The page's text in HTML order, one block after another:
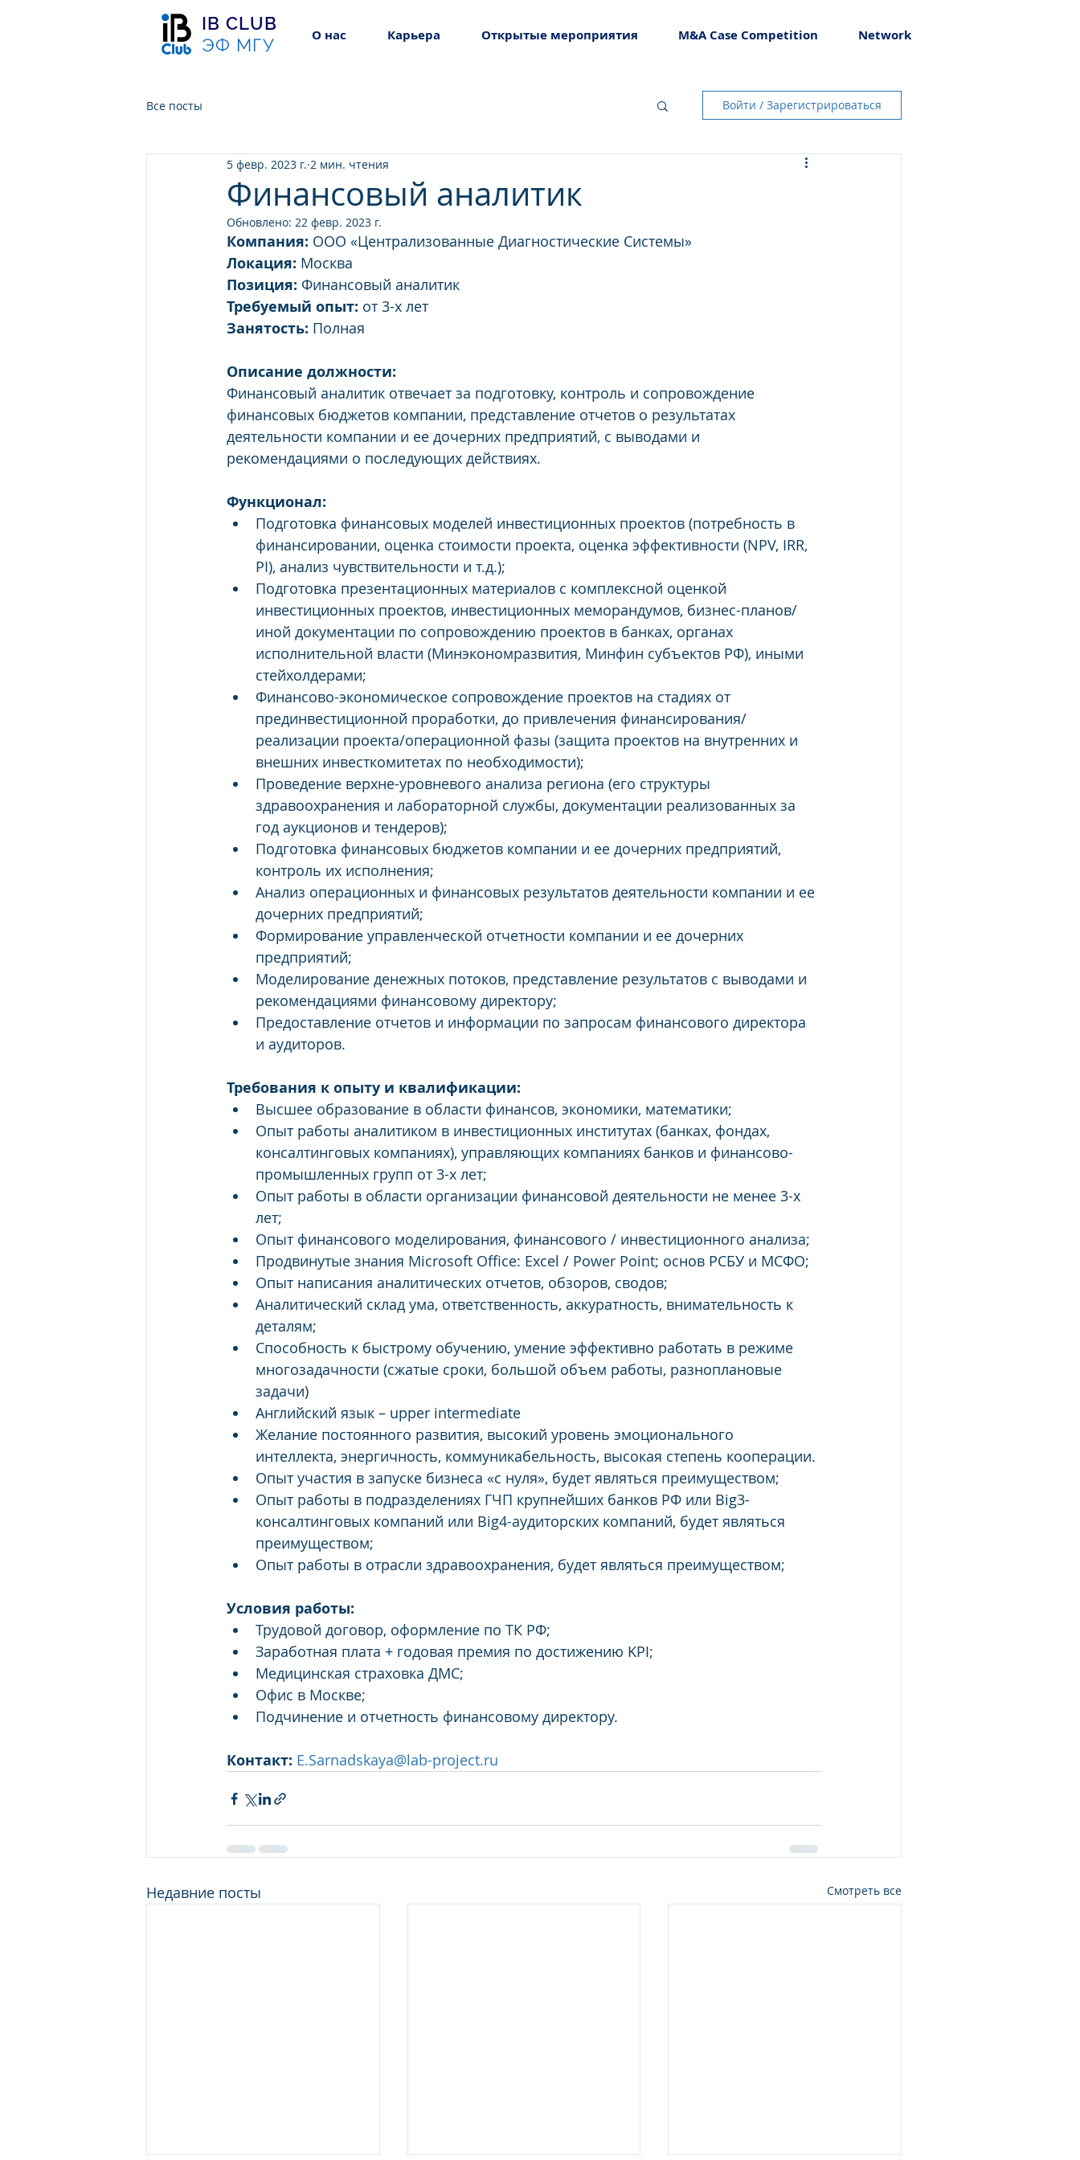
IB CLUB
ЭФ МГУ
О нас Карьера Открытые мероприятия M&A Case Competition Network
Все посты Войти / Зарегистрироваться
Финансовый аналитик
5 февр. 2023 г. 2 мин. чтения
Обновлено: 22 февр. 2023 г.
Компания: ООО «Централизованные Диагностические Системы»
Локация: Москва
Позиция: Финансовый аналитик
Требуемый опыт: от 3-х лет
Занятость: Полная
Описание должности:
Финансовый аналитик отвечает за подготовку, контроль и сопровождение
финансовых бюджетов компании, представление отчетов о результатах
деятельности компании и ее дочерних предприятий, с выводами и
рекомендациями о последующих действиях.
Функционал:
Подготовка финансовых моделей инвестиционных проектов (потребность в
финансировании, оценка стоимости проекта, оценка эффективности (NPV, IRR,
PI), анализ чувствительности и т.д.);
Подготовка презентационных материалов с комплексной оценкой
инвестиционных проектов, инвестиционных меморандумов, бизнес-планов/
иной документации по сопровождению проектов в банках, органах
исполнительной власти (Минэкономразвития, Минфин субъектов РФ), иными
стейхолдерами;
Финансово-экономическое сопровождение проектов на стадиях от
прединвестиционной проработки, до привлечения финансирования/
реализации проекта/операционной фазы (защита проектов на внутренних и
внешних инвесткомитетах по необходимости);
Проведение верхне-уровневого анализа региона (его структуры
здравоохранения и лабораторной службы, документации реализованных за
год аукционов и тендеров);
Подготовка финансовых бюджетов компании и ее дочерних предприятий,
контроль их исполнения;
Анализ операционных и финансовых результатов деятельности компании и ее
дочерних предприятий;
Формирование управленческой отчетности компании и ее дочерних
предприятий;
Моделирование денежных потоков, представление результатов с выводами и
рекомендациями финансовому директору;
Предоставление отчетов и информации по запросам финансового директора
и аудиторов.
Требования к опыту и квалификации:
Высшее образование в области финансов, экономики, математики;
Опыт работы аналитиком в инвестиционных институтах (банках, фондах,
консалтинговых компаниях), управляющих компаниях банков и финансово-
промышленных групп от 3-х лет;
Опыт работы в области организации финансовой деятельности не менее 3-х
лет;
Опыт финансового моделирования, финансового / инвестиционного анализа;
Продвинутые знания Microsoft Office: Excel / Power Point; основ РСБУ и МСФО;
Опыт написания аналитических отчетов, обзоров, сводов;
Аналитический склад ума, ответственность, аккуратность, внимательность к
деталям;
Способность к быстрому обучению, умение эффективно работать в режиме
многозадачности (сжатые сроки, большой объем работы, разноплановые
задачи)
Английский язык – upper intermediate
Желание постоянного развития, высокий уровень эмоционального
интеллекта, энергичность, коммуникабельность, высокая степень кооперации.
Опыт участия в запуске бизнеса «с нуля», будет являться преимуществом;
Опыт работы в подразделениях ГЧП крупнейших банков РФ или Big3-
консалтинговых компаний или Big4-аудиторских компаний, будет являться
преимуществом;
Опыт работы в отрасли здравоохранения, будет являться преимуществом;
Условия работы:
Трудовой договор, оформление по ТК РФ;
Заработная плата + годовая премия по достижению KPI;
Медицинская страховка ДМС;
Офис в Москве;
Подчинение и отчетность финансовому директору.
Контакт: E.Sarnadskaya@lab-project.ru
Недавние посты Смотреть все